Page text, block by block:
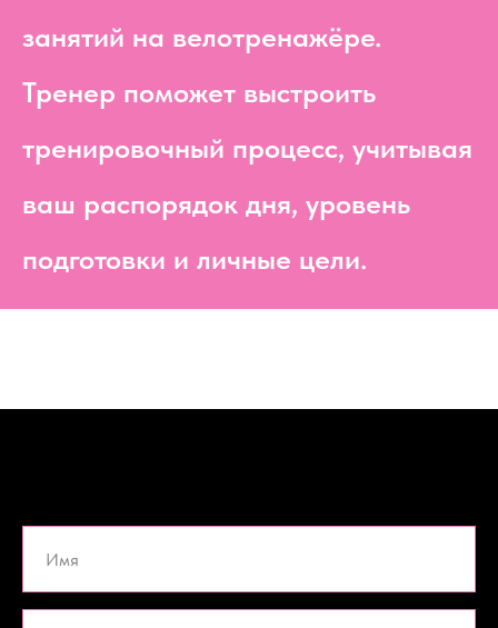
занятий на велотренажёре.
Тренер поможет выстроить
тренировочный процесс, учитывая
ваш распорядок дня, уровень
подготовки и личные цели.